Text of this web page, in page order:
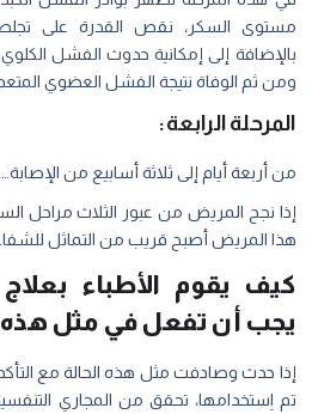
مستوى السكر، نقص القدرة على تجلط
بالإضافة إلى إمكانية حدوث الفشل
ومن ثم الوفاة نتيجة الفشل العضوي
المرحلة الرابعة:
من أربعة أيام إلى ثلاثة أسابيع من الإصابة…
إذا نجح المريض من عبور الثلاث مراحل
هذا المريض أصبح قريب من التماثل
كيف يقوم الأطباء
يجب أن تفعل في مثل
إذا حدث وصادفت مثل هذه الحالة مع التأكد
تم اِستخدامها، تحقق من المجاري